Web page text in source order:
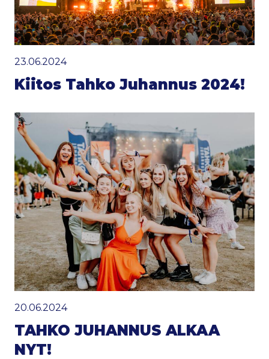
23.06.2024
Kiitos Tahko Juhannus 2024!
20.06.2024
TAHKO JUHANNUS ALKAA
NYT!